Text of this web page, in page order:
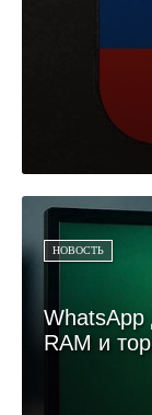
НОВОСТЬ
WhatsApp
RAM и